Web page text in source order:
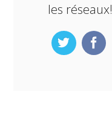
les réseaux!